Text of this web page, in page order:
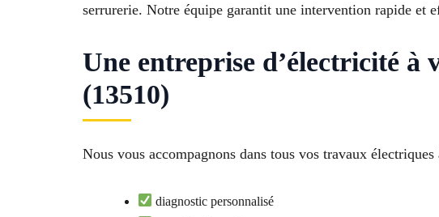
serrurerie. Notre équipe garantit une intervention rapide et
Une entreprise d’électricité à
(13510)
Nous vous accompagnons dans tous vos travaux
diagnostic personnalisé